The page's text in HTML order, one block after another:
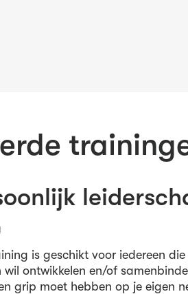
is geschikt voor iedereen
wil ontwikkelen en/of
grip moet hebben op je eigen